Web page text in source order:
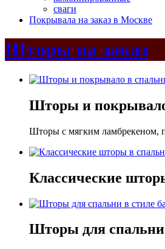
сваги
Покрывала на заказ в Москве
Шторы на заказ
Шторы и
Шторы с мягким ламбрекеном,
Классические
Шторы для спальни